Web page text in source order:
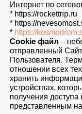
Интернет по
* https://rockettrip.ru
* https://
* https://
Cookie файл –
отправленный
Пользователя.
отношении всех
хранить
устройствах,
получения
представленным